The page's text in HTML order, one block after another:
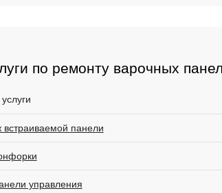
по ремонту варочных
встраиваемой панели
управления